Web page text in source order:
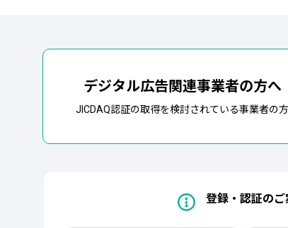
デジタル広告関連事業者の方へ
JICDAQ認証の取得を検討されている事業者の方
登録・認証のご